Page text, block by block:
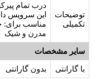
توضیحات
تکمیلی
درب تمام
مناسب برای:
مدرن و شیک
سایر مشخصات
با گارانتی بدون گارانتی